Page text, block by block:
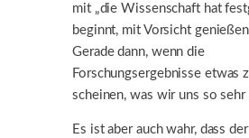
mit „die Wissenschaft hat
beginnt, mit Vorsicht
Gerade dann, wenn die
Forschungsergebnisse etwas
scheinen, was wir uns so sehr
Es ist aber auch wahr, dass